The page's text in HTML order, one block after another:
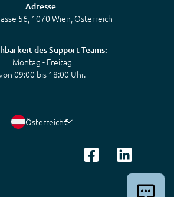
Adresse:
56, 1070 Wien, Österreich
des Support-Teams:
Montag - Freitag
09:00 bis 18:00 Uhr.
Österreich€